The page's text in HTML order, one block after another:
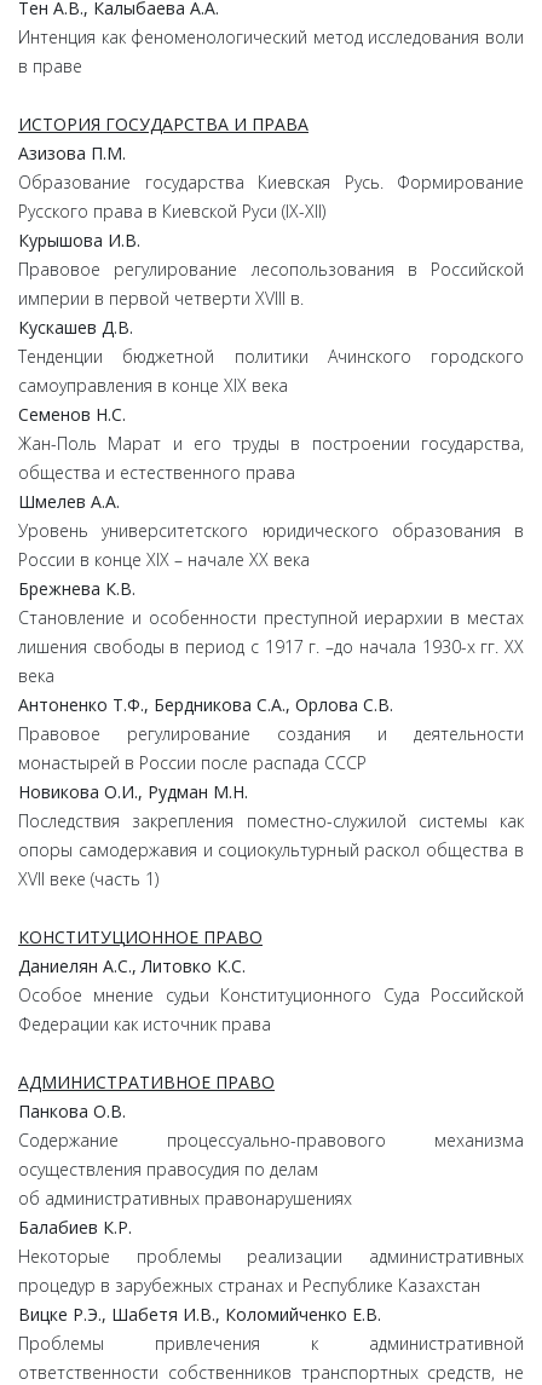
Тен А.В., Калыбаева А.А.
Интенция как феноменологический метод исследования воли
в праве
ИСТОРИЯ ГОСУДАРСТВА И ПРАВА
Азизова П.М.
Образование государства Киевская Русь. Формирование
Русского права в Киевской Руси (IХ-ХII)
Курышова И.В.
Правовое регулирование лесопользования в Российской
империи в первой четверти XVIII в.
Кускашев Д.В.
Тенденции бюджетной политики Ачинского городского
самоуправления в конце XIX века
Семенов Н.С.
Жан-Поль Марат и его труды в построении государства,
общества и естественного права
Шмелев А.А.
Уровень университетского юридического образования в
России в конце XIX – начале XX века
Брежнева К.В.
Становление и особенности преступной иерархии в местах
лишения свободы в период с 1917 г. –до начала 1930-х гг. XX
века
Антоненко Т.Ф., Бердникова С.А., Орлова С.В.
Правовое регулирование создания и деятельности
монастырей в России после распада СССР
Новикова О.И., Рудман М.Н.
Последствия закрепления поместно-служилой системы как
опоры самодержавия и социокультурный раскол общества в
XVII веке (часть 1)
КОНСТИТУЦИОННОЕ ПРАВО
Даниелян А.С., Литовко К.С.
Особое мнение судьи Конституционного Суда Российской
Федерации как источник права
АДМИНИСТРАТИВНОЕ ПРАВО
Панкова О.В.
Содержание процессуально-правового механизма
осуществления правосудия по делам
об административных правонарушениях
Балабиев К.Р.
Некоторые проблемы реализации административных
процедур в зарубежных странах и Республике Казахстан
Вицке Р.Э., Шабетя И.В., Коломийченко Е.В.
Проблемы привлечения к административной
ответственности собственников транспортных средств, не